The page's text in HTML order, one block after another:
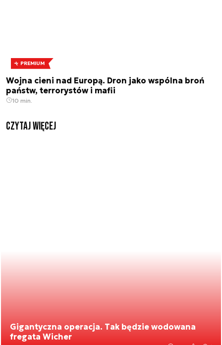
PREMIUM
Wojna cieni nad Europą. Dron jako wspólna broń
państw, terrorystów i mafii
10 min.
czytaj więcej
Gigantyczna operacja. Tak będzie wodowana
fregata Wicher